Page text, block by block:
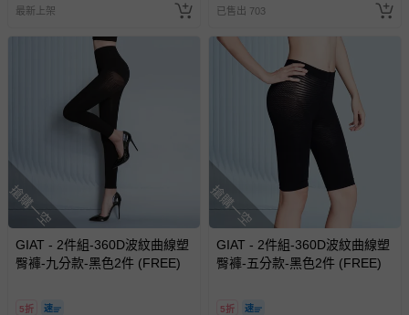
最新上架 已售出 703
搶購一空
GIAT - 2件組-360D波紋曲線塑
臀褲-九分款-黑色2件 (FREE)
5折
搶購一空
GIAT - 2件組-360D波紋曲線塑
臀褲-五分款-黑色2件 (FREE)
5折